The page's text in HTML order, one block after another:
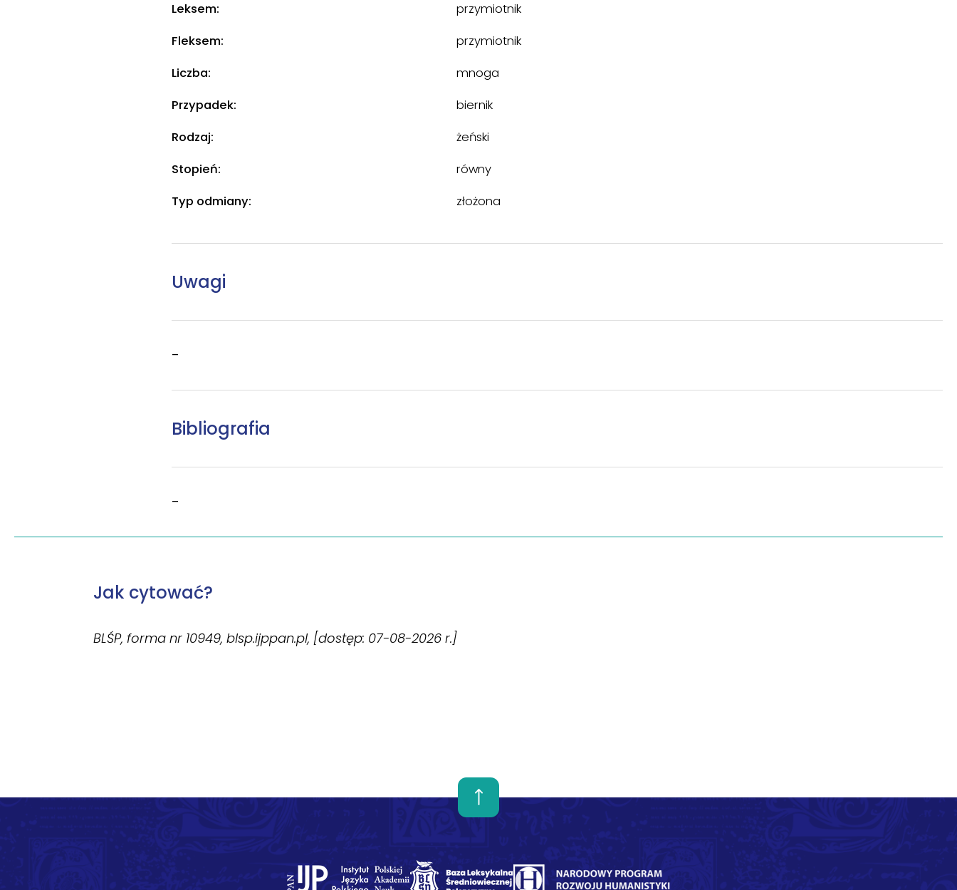
Leksem:
przymiotnik
Fleksem:
przymiotnik
Liczba:
mnoga
Przypadek:
biernik
Rodzaj:
żeński
Stopień:
równy
Typ odmiany:
złożona
Uwagi
–
Bibliografia
–
Jak cytować?
BLŚP, forma nr 10949, blsp.ijppan.pl, [dostęp: 07-08-2026 r.]